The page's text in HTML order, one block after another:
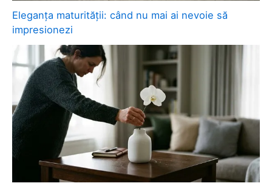
Eleganța maturității: când nu mai ai nevoie să
impresionezi